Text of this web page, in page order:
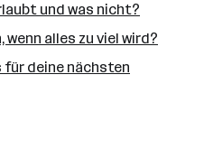
und was nicht?
alles zu viel wird?
für deine nächsten